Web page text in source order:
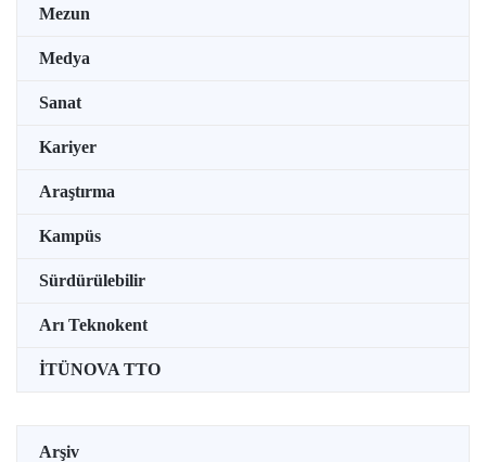
Mezun
Medya
Sanat
Kariyer
Araştırma
Kampüs
Sürdürülebilir
Arı Teknokent
İTÜNOVA TTO
Arşiv